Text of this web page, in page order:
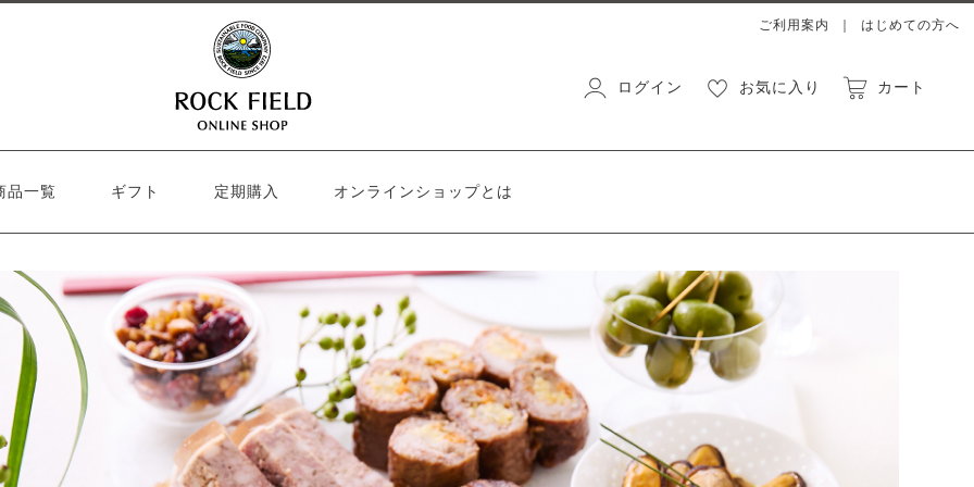
ログイン お気に入り カート
ご利用案内 はじめての方へ
品一覧 ギフト 定期購入 オンラインショップとは